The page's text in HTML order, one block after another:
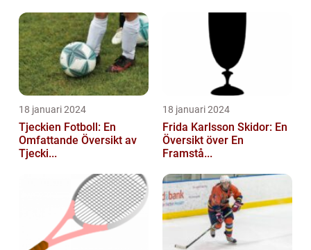
18 januari 2024
Tjeckien Fotboll: En
Omfattande Översikt av
Tjecki...
18 januari 2024
Frida Karlsson Skidor: En
Översikt över En
Framstå...